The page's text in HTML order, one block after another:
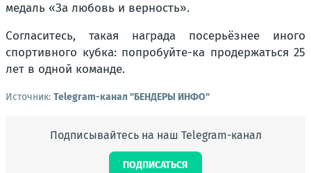
медаль «За любовь и верность».
Согласитесь, такая награда посерьёзнее иного
спортивного кубка: попробуйте-ка продержаться 25
лет в одной команде.
Источник: Telegram-канал "БЕНДЕРЫ ИНФО"
Подписывайтесь на наш Telegram-канал
ПОДПИСАТЬСЯ